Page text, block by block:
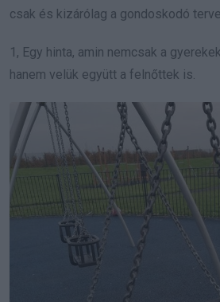
csak és kizárólag a gondoskodó
1, Egy hinta, amin nemcsak a
hanem velük együtt a felnőttek is.